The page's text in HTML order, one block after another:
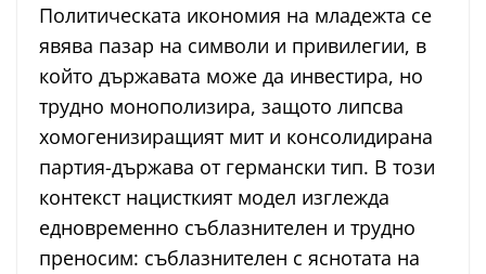
Политическата икономия на младежта се
явява пазар на символи и привилегии, в
който държавата може да инвестира, но
трудно монополизира, защото липсва
хомогенизиращият мит и консолидирана
партия-държава от германски тип. В този
контекст нацисткият модел изглежда
едновременно съблазнителен и трудно
преносим: съблазнителен с яснотата на